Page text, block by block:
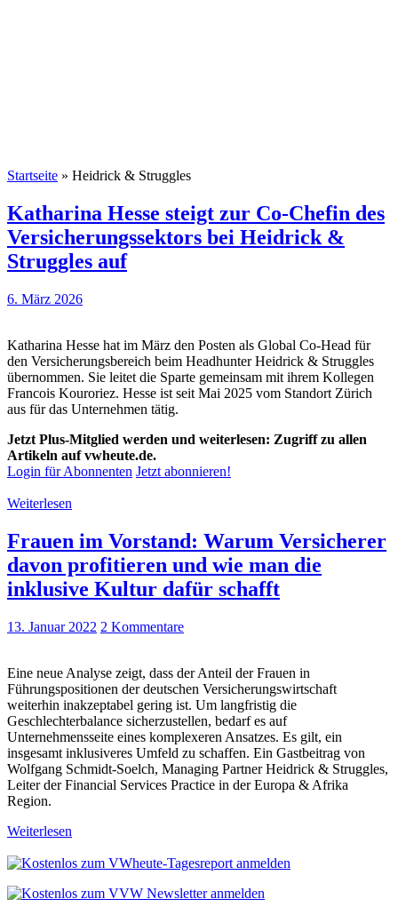
Startseite » Heidrick & Struggles
Katharina Hesse steigt zur Co-Chefin des
Versicherungssektors bei Heidrick &
Struggles auf
6. März 2026
Katharina Hesse hat im März den Posten als Global Co-Head für
den Versicherungsbereich beim Headhunter Heidrick & Struggles
übernommen. Sie leitet die Sparte gemeinsam mit ihrem Kollegen
Francois Kouroriez. Hesse ist seit Mai 2025 vom Standort Zürich
aus für das Unternehmen tätig.
Jetzt Plus-Mitglied werden und weiterlesen: Zugriff zu allen
Artikeln auf vwheute.de.
Login für Abonnenten Jetzt abonnieren!
Weiterlesen
Frauen im Vorstand: Warum Versicherer
davon profitieren und wie man die
inklusive Kultur dafür schafft
13. Januar 2022 2 Kommentare
Eine neue Analyse zeigt, dass der Anteil der Frauen in
Führungspositionen der deutschen Versicherungswirtschaft
weiterhin inakzeptabel gering ist. Um langfristig die
Geschlechterbalance sicherzustellen, bedarf es auf
Unternehmensseite eines komplexeren Ansatzes. Es gilt, ein
insgesamt inklusiveres Umfeld zu schaffen. Ein Gastbeitrag von
Wolfgang Schmidt-Soelch, Managing Partner Heidrick & Struggles,
Leiter der Financial Services Practice in der Europa & Afrika
Region.
Weiterlesen